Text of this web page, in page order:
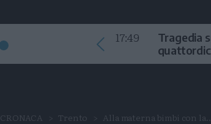
17:49
Tragedia
muore
CRONACA Trento Alla materna bimbi con la...